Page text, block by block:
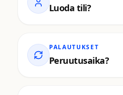
Luoda tili?
PALAUTUKSET
Peruutusaika?